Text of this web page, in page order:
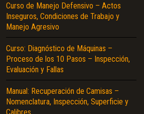
Curso de Manejo Defensivo – Actos
Inseguros, Condiciones de Trabajo y
Manejo Agresivo
Curso: Diagnóstico de Máquinas –
Proceso de los 10 Pasos – Inspección,
Evaluación y Fallas
Manual: Recuperación de Camisas –
Nomenclatura, Inspección, Superficie y